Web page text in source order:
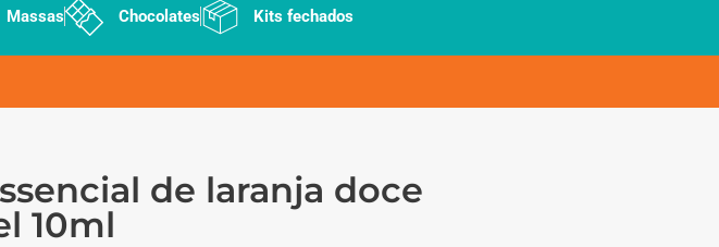
Massas Chocolates Kits fechados
de laranja doce
10ml